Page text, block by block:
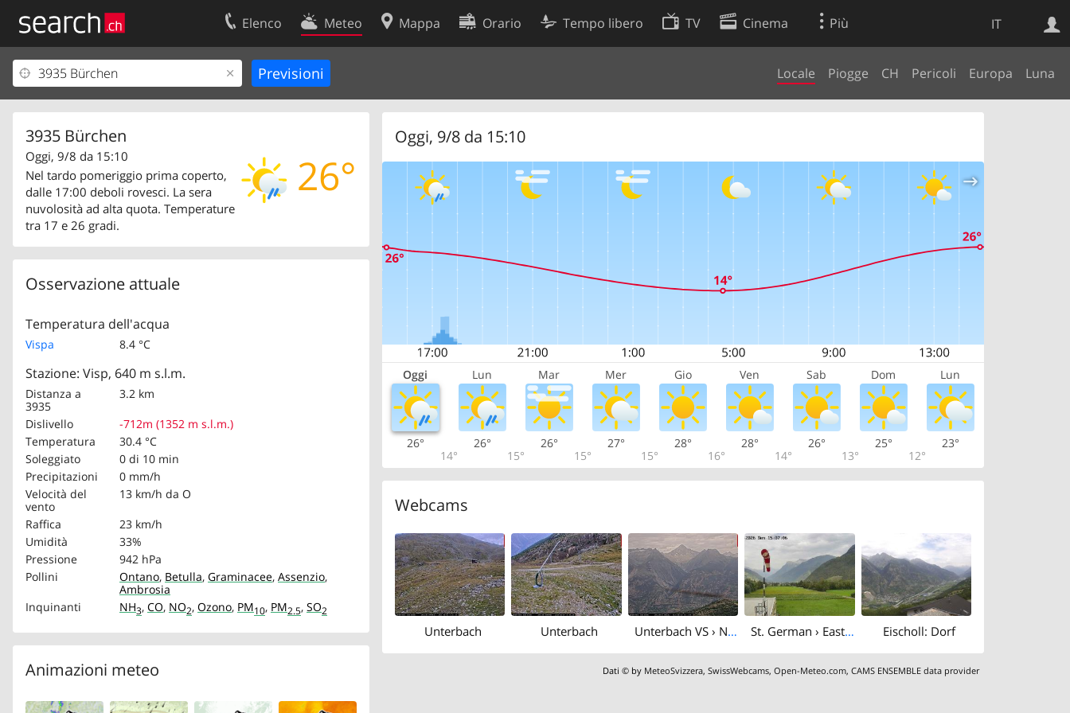
IT
Elenco Meteo Mappa Orario Tempo libero TV Cinema Più
Locale Piogge CH Pericoli Europa Luna
3935 Bürchen
26°
Oggi, 9/8 da 15:10
Nel tardo pomeriggio prima coperto,
dalle 17:00 deboli rovesci. La sera
nuvolosità ad alta quota. Temperature
tra 17 e 26 gradi.
Osservazione attuale
Temperatura dell'acqua
Vispa 8.4 °C
Stazione: Visp, 640 m s.l.m.
Distanza a
3935
3.2 km
Dislivello
-712m (1352 m s.l.m.)
Temperatura
30.4 °C
Soleggiato
0 di 10 min
Precipitazioni
0 mm/h
Velocità del
vento
13 km/h da O
Raffica
23 km/h
Umidità
33%
Pressione
942 hPa
Pollini
Ontano, Betulla, Graminacee, Assenzio,
Ambrosia
Inquinanti
NH3, CO, NO2, Ozono, PM10, PM2.5, SO2
Animazioni meteo
Oggi, 9/8 da 15:10
Oggi Lun Mar Mer Gio Ven Sab Dom Lun
26°
14°
26°
15°
26°
15°
27°
15°
28°
16°
28°
14°
26°
13°
25°
12°
23°
Webcams
Unterbach Unterbach Unterbach VS › North: Bietschhorn St. German › East: Air Zermatt AG - Gärsthorn - Gebidum - Spitzhorli Eischoll: Dorf
Dati © by MeteoSvizzera,SwissWebcams,Open-Meteo.com,CAMS ENSEMBLE data provider
Ricerca Web
Il vostro profolio
Area clienti
Informazioni Legali
Contatti
Condizioni d’uso
Preferenze cookie